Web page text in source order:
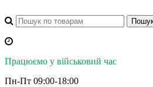
Працюємо у військовий час
Пн-Пт 09:00-18:00